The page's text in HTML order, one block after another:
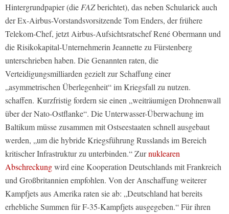
Hintergrundpapier (dieFAZberichtet), das neben Schularick auch
der Ex-Airbus-Vorstandsvorsitzende Tom Enders, der frühere
Telekom-Chef, jetzt Airbus-Aufsichtsratschef René Obermann und
die Risikokapital-Unternehmerin Jeannette zu Fürstenberg
unterschrieben haben. Die Genannten raten, die
Verteidigungsmilliarden gezielt zur Schaffung einer
„asymmetrischen Überlegenheit“ im Kriegsfall zu nutzen.
schaffen. Kurzfristig fordern sie einen „weiträumigen Drohnenwall
über der Nato-Ostflanke“. Die Unterwasser-Überwachung im
Baltikum müsse zusammen mit Ostseestaaten schnell ausgebaut
werden, „um die hybride Kriegsführung Russlands im Bereich
kritischer Infrastruktur zu unterbinden.“ Zurnuklearen
Abschreckungwird eine Kooperation Deutschlands mit Frankreich
und Großbritannien empfohlen. Von der Anschaffung weiterer
Kampfjets aus Amerika raten sie ab: „Deutschland hat bereits
erhebliche Summen für F-35-Kampfjets ausgegeben.“ Für ihren